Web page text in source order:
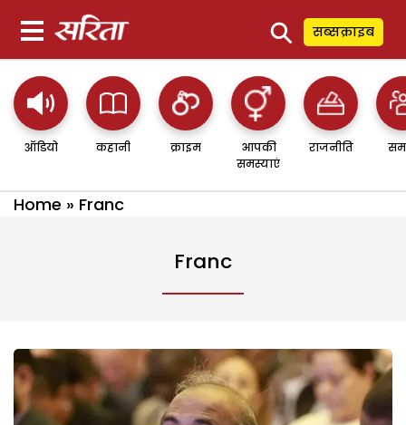
⚲ सब्सक्राइब
ऑडियो कहानी क्राइम
आपकी
समस्याएं
राजनीति
Home » Franc
Franc